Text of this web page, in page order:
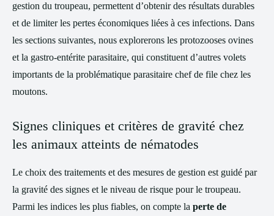
gestion du troupeau, permettent d’obtenir des résultats durables
et de limiter les pertes économiques liées à ces infections. Dans
les sections suivantes, nous explorerons les protozooses ovines
et la gastro-entérite parasitaire, qui constituent d’autres volets
importants de la problématique parasitaire chef de file chez les
moutons.
Signes cliniques et critères de gravité chez
les animaux atteints de nématodes
Le choix des traitements et des mesures de gestion est guidé par
la gravité des signes et le niveau de risque pour le troupeau.
Parmi les indices les plus fiables, on compte la perte de